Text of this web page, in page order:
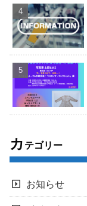
カ テゴリー
お知らせ